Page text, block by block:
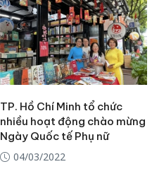
TP. Hồ Chí Minh tổ chức
nhiều hoạt động chào mừng
Ngày Quốc tế Phụ nữ
04/03/2022